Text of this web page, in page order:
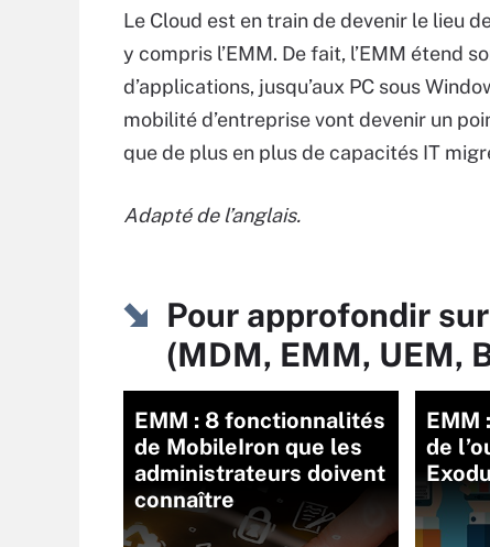
Le Cloud est en train de devenir le lieu
y compris l’EMM. De fait, l’EMM étend
d’applications, jusqu’aux PC sous
mobilité d’entreprise vont devenir un
que de plus en plus de capacités IT
Adapté de l’anglais.
Pour approfondir
(MDM, EMM, UEM,
EMM : 8 fonctionnalités
de MobileIron que les
administrateurs doivent
connaître
EMM
de